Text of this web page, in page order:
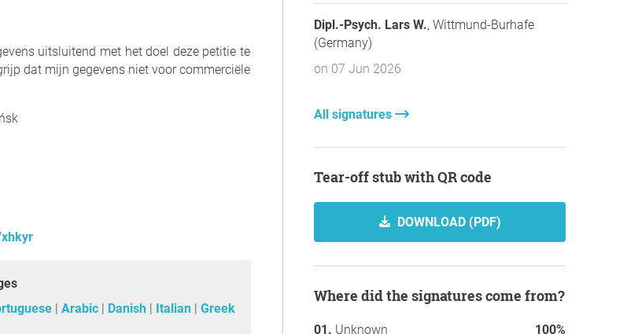
uitsluitend met het doel deze petitie te
dat mijn gegevens niet voor commerciële
Arabic Danish Italian
Greek
Dipl.-Psych. Lars W., Wittmund-Burhafe
(Germany)
on 07 Jun 2026
All signatures
Tear-off stub with QR code
DOWNLOAD (PDF)
Where did the signatures come from?
Unknown 100%